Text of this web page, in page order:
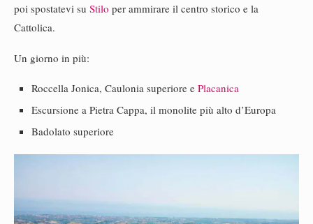
poi spostatevi su Stilo per ammirare il centro storico e la
Cattolica.
Un giorno in più:
Roccella Jonica, Caulonia superiore e Placanica
Escursione a Pietra Cappa, il monolite più alto d’Europa
Badolato superiore